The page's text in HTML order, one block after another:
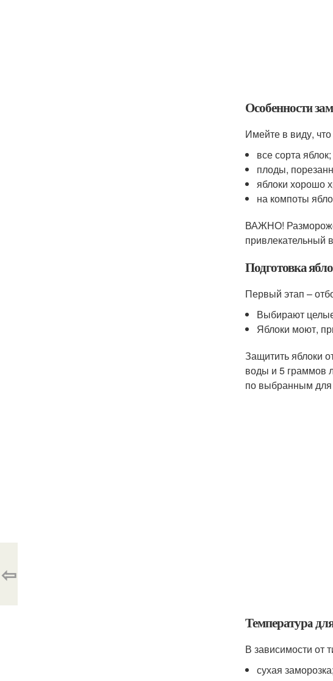
Особенности
Имейте в виду,
все сорта яблок;
плоды,
яблоки хорошо
на компоты
ВАЖНО!
привлекательный
Подготовка
Первый этап –
Выбирают
Яблоки моют,
Защитить яблоки
воды и 5 граммов
по выбранным
Температура
В зависимости от
сухая заморозка;
⇦